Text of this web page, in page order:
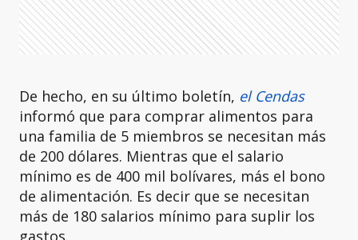
De hecho, en su último boletín, el Cendas
informó que para comprar alimentos para
una familia de 5 miembros se necesitan más
de 200 dólares. Mientras que el salario
mínimo es de 400 mil bolívares, más el bono
de alimentación. Es decir que se necesitan
más de 180 salarios mínimo para suplir los
gastos.